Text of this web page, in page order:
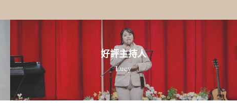
好評主持人
Lucy